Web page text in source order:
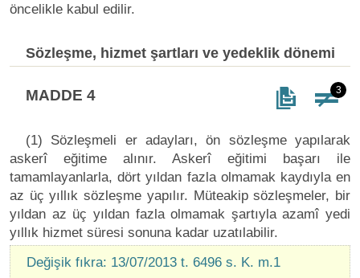
öncelikle kabul edilir.
Sözleşme, hizmet şartları ve yedeklik dönemi
MADDE 4 3
(1) Sözleşmeli er adayları, ön sözleşme yapılarak
askerî eğitime alınır. Askerî eğitimi başarı ile
tamamlayanlarla, dört yıldan fazla olmamak kaydıyla en
az üç yıllık sözleşme yapılır. Müteakip sözleşmeler, bir
yıldan az üç yıldan fazla olmamak şartıyla azamî yedi
yıllık hizmet süresi sonuna kadar uzatılabilir.
Değişik fıkra: 13/07/2013 t. 6496 s. K. m.1